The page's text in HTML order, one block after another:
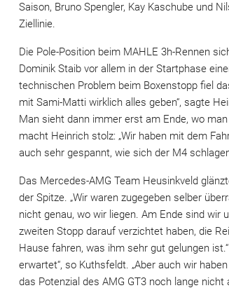
Saison, Bruno Spengler, Kay Kaschube und
Ziellinie.
Die Pole-Position beim MAHLE 3h-Rennen
Dominik Staib vor allem in der Startphase
technischen Problem beim Boxenstopp fiel
mit Sami-Matti wirklich alles geben“, sagte
Man sieht dann immer erst am Ende, wo
macht Heinrich stolz: „Wir haben mit dem
auch sehr gespannt, wie sich der M4
Das Mercedes-AMG Team Heusinkveld
der Spitze. „Wir waren zugegeben selber
nicht genau, wo wir liegen. Am Ende sind wir
zweiten Stopp darauf verzichtet haben, die
Hause fahren, was ihm sehr gut gelungen
erwartet“, so Kuthsfeldt. „Aber auch wir
das Potenzial des AMG GT3 noch lange nicht